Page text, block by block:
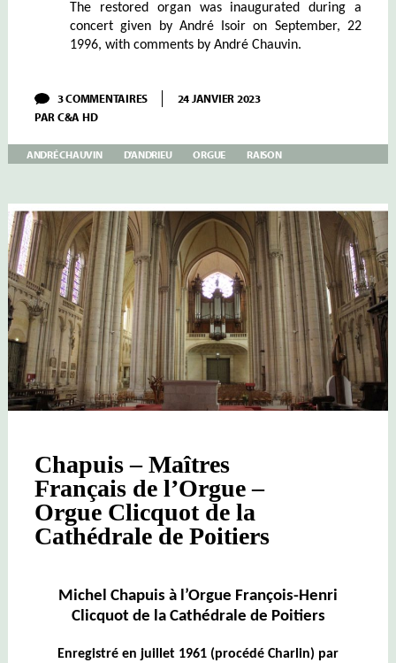
The restored organ was inaugurated during a
concert given by André Isoir on September, 22
1996, with comments by André Chauvin.
3 COMMENTAIRESSUR
CHAUVIN:
–
JEAN-
ORGUE
DE
LA
FLÈCHE
24 JANVIER 2023
PARC&A HD
ANDRÉ CHAUVIN D'ANDRIEU ORGUE RAISON
Chapuis – Maîtres
Français de l’Orgue –
Orgue Clicquot de la
Cathédrale de Poitiers
Michel Chapuis à l’Orgue François-Henri
Clicquot de la Cathédrale de Poitiers
Enregistré en juillet 1961 (procédé Charlin) par